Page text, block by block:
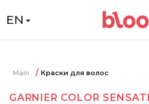
EN
Main Краски для волос
GARNIER COLOR